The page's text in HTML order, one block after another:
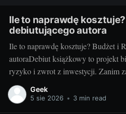
Ile to naprawdę
debiutującego autora
Ile to naprawdę kosztuje? Budżet i
autoraDebiut książkowy to projekt
ryzyko i zwrot z inwestycji. Zanim
wydać książkę, policz koszty i
spina. Ten przewodnik pokazuje, jak
Geek
5 sie 2026 • 3 min read